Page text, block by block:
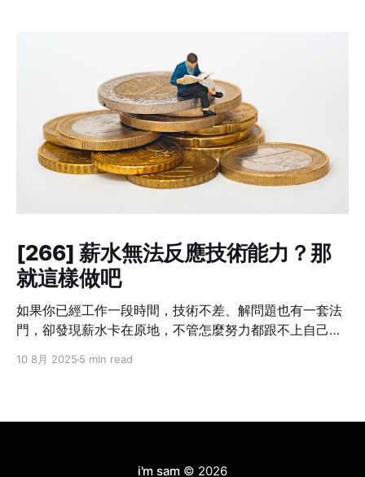
[266] 薪水無法反應技術能力？那
就這樣做吧
如果你已經工作一段時間，技術不差、解問題也有一套法
門，卻發現薪水卡在原地，不管怎麼努力都跟不上自己的
想過：「我現在的貢獻，真的只有這個數字嗎？」但光靠
10 8月 2025 5 min read
i'm sam © 2026